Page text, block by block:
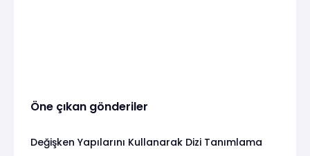
Öne çıkan gönderiler
Değişken Yapılarını Kullanarak Dizi Tanımlama